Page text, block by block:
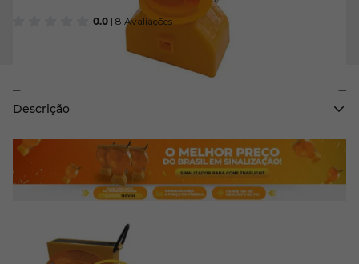
0.0 | 8 Avaliações
Descrição